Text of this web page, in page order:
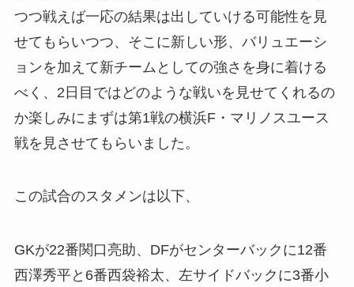
つつ戦えば一応の結果は出していける可能性を見
せてもらいつつ、そこに新しい形、バリュエーシ
ョンを加えて新チームとしての強さを身に着ける
べく、2日目ではどのような戦いを見せてくれるの
か楽しみにまずは第1戦の横浜F・マリノスユース
戦を見させてもらいました。
この試合のスタメンは以下、
GKが22番関口亮助、DFがセンターバックに12番
西澤秀平と6番西袋裕太、左サイドバックに3番小